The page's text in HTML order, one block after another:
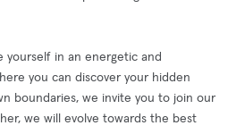
yourself in an energetic and
you can discover your hidden
boundaries, we invite you to join our
we will evolve towards the best